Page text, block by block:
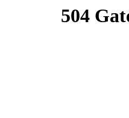
504